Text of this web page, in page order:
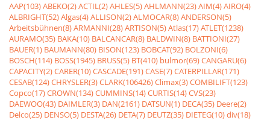
AAP(103)ABEKO(2)ACTIL(2)AHLES(5)AHLMANN(23)AIM(4)AIRO(4)
ALBRIGHT(52)Algas(4)ALLISON(2)ALMOCAR(8)ANDERSON(5)
Arbeitsbühnen(8)ARMANNI(28)ARTISON(5)Atlas(17)ATLET(1238)
AURAMO(35) BAKA(10) BALCANCAR(8) BALDWIN(8) BATTIONI(27)
BAUER(1) BAUMANN(80) BISON(123) BOBCAT(92) BOLZONI(6)
BOSCH(114) BOSS(1945) BRUSS(5) BT(410) bulmor(69)CANGARU(6)
CAPACITY(2)CARER(10)CASCADE(191)CASE(7)CATERPILLAR(171)
CESAB(124)CHRYSLER(3)CLARK(106426)Climax(3)COMBILIFT(123)
Copco(17)CROWN(134)CUMMINS(14)CURTIS(14)CVS(23)
DAEWOO(43) DAIMLER(3) DAN(2161) DATSUN(1) DECA(35) Deere(2)
Delco(25) DENSO(5) DESTA(26) DETA(7) DEUTZ(35) DIETEG(10)div(18)